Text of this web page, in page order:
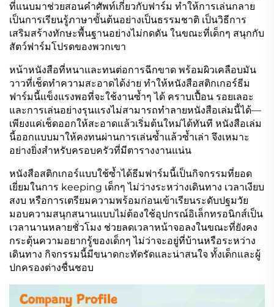
ที่แนบมาช่วยสอนคำศัพท์เกี่ยวกับฟาร์ม ทำให้การเล่นกลาย
เป็นการเรียนรู้ภาษาขั้นต้นอย่างเป็นธรรมชาติ เป็นวิธีการ
เสริมสร้างทักษะพื้นฐานอย่างไม่กดดัน ในขณะที่เด็กๆ สนุกกับ
สัตว์ฟาร์มโปรดของพวกเขา
หน้าหนังสือที่หนาและทนต่อการฉีกขาด พร้อมผิวเคลือบมัน
วาวที่เช็ดทำความสะอาดได้ง่าย ทำให้หนังสือสติกเกอร์ธีม
ฟาร์มนี้แข็งแรงพอที่จะใช้งานซ้ำๆ ได้ คราบเปื้อน รอยเลอะ
และการเล่นอย่างรุนแรงไม่สามารถทำลายหนังสือเล่มนี้ได้—
เพียงแค่เช็ดออกให้สะอาดแล้วเริ่มต้นใหม่ได้ทันที หนังสือเล่ม
นี้ออกแบบมาให้คงทนผ่านการเล่นซ้ำแล้วซ้ำเล่า จึงเหมาะ
อย่างยิ่งสำหรับครอบครัวที่มีตารางงานแน่น
หนังสือสติกเกอร์แบบใช้ซ้ำได้ธีมฟาร์มนี้เป็นกิจกรรมที่ยอด
เยี่ยมในการ keeping เด็กๆ ไม่ว่างระหว่างเดินทาง เวลาเงียบ
สงบ หรือการเตรียมความพร้อมก่อนเข้าเรียนระดับปฐมวัย
มอบความสนุกสนานแบบไม่ต้องใช้อุปกรณ์อิเล็กทรอนิกส์เป็น
เวลานานหลายชั่วโมง ช่วยลดเวลาหน้าจอลงในขณะที่ยังคง
กระตุ้นความอยากรู้ของเด็กๆ ไม่ว่าจะอยู่ที่บ้านหรือระหว่าง
เดินทาง กิจกรรมนี้มีขนาดกะทัดรัดและน่าสนใจ ทั้งเด็กและผู้
ปกครองต่างชื่นชอบ